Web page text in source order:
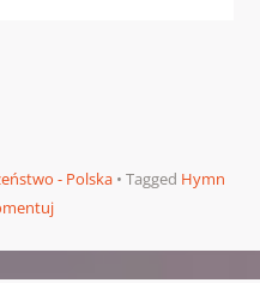
- Polska Tagged Hymn